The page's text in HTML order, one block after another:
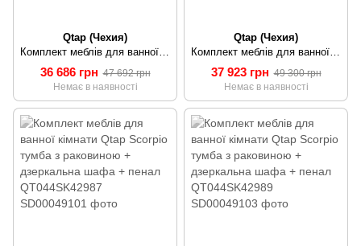
Qtap (Чехия)
Комплект меблів для ванної кімнати Qtap Robin тумба + раковина + дзеркальна шафа + пенал QT044RO42985
36 686 грн 47 692 грн
Немає в наявності
Qtap (Чехия)
Комплект меблів для ванної кімнати Qtap Robin тумба + раковина + дзеркальна шафа + пенал QT044RO42986
37 923 грн 49 300 грн
Немає в наявності